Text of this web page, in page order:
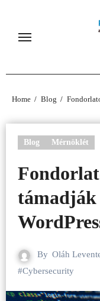
content
Home Blog
Blog Mérnöklét
By Oláh
#Cybersecurity